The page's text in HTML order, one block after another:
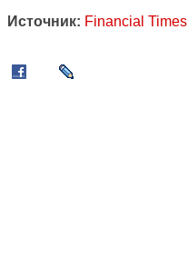
Источник: Financial Times